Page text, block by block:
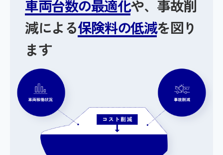
車両台数の最適化や、 事故削
減による保険料の低減を図り
ます